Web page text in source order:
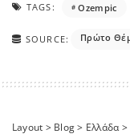
TAGS: Ozempic
SOURCE: Πρώτο
Layout > Blog> Ελλάδα>